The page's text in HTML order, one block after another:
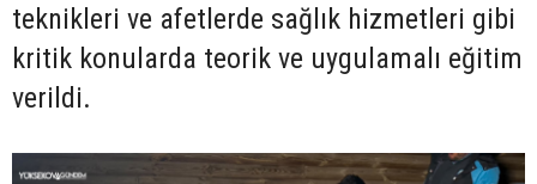
teknikleri ve afetlerde sağlık hizmetleri gibi
kritik konularda teorik ve uygulamalı eğitim
verildi.